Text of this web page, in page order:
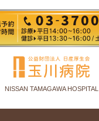
NISSAN TAMAGAWA HOSPITAL